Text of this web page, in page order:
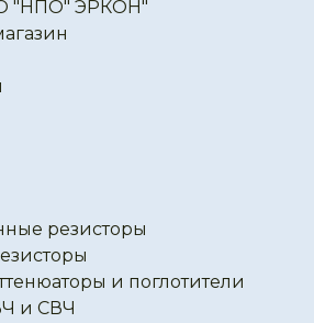
"НПО" ЭРКОН"
резисторы
и поглотители
и СВЧ